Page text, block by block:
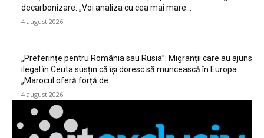
decarbonizare: „Voi analiza cu cea mai mare…
4 august 2026
„Preferințe pentru România sau Rusia”: Migranții care au ajuns
ilegal în Ceuta susțin că își doresc să muncească în Europa:
„Marocul oferă forță de...
4 august 2026